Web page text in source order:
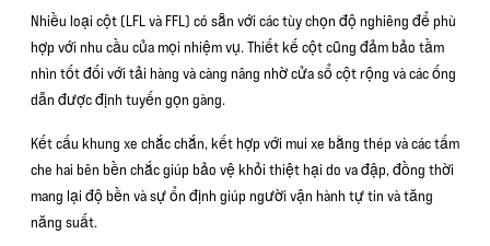
Nhiều loại cột (LFL và FFL) có sẵn với các tùy chọn độ nghiêng để phù
hợp với nhu cầu của mọi nhiệm vụ. Thiết kế cột cũng đảm bảo tầm
nhìn tốt đối với tải hàng và càng nâng nhờ cửa sổ cột rộng và các ống
dẫn được định tuyến gọn gàng.
Kết cấu khung xe chắc chắn, kết hợp với mui xe bằng thép và các tấm
che hai bên bền chắc giúp bảo vệ khỏi thiệt hại do va đập, đồng thời
mang lại độ bền và sự ổn định giúp người vận hành tự tin và tăng
năng suất.